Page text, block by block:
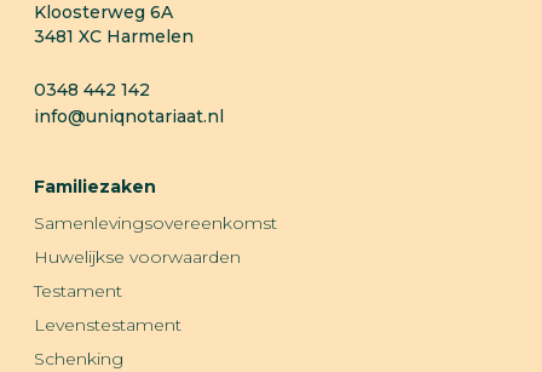
Kloosterweg 6A
3481 XC Harmelen
0348 442 142
info@uniqnotariaat.nl
Familiezaken
Samenlevingsovereenkomst
Huwelijkse voorwaarden
Testament
Levenstestament
Schenking